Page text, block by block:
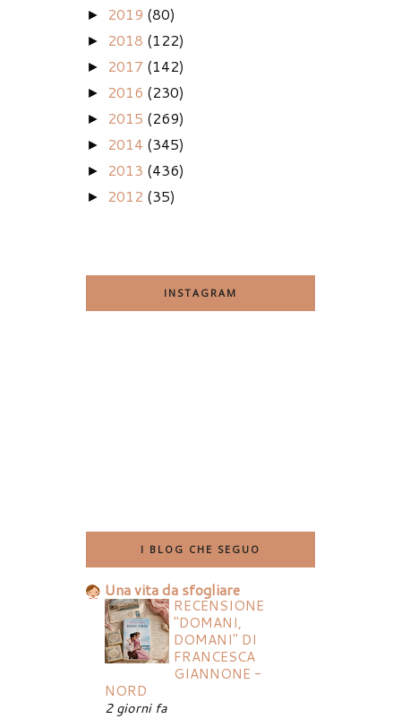
► 2019 (80)
► 2018 (122)
► 2017 (142)
► 2016 (230)
► 2015 (269)
► 2014 (345)
► 2013 (436)
► 2012 (35)
INSTAGRAM
I BLOG CHE SEGUO
Una vita da sfogliare
RECENSIONE
"DOMANI,
DOMANI" DI
FRANCESCA
GIANNONE -
NORD
2 giorni fa